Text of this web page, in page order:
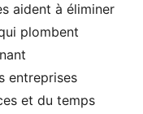
aident à éliminer
plombent
entreprises
et du temps